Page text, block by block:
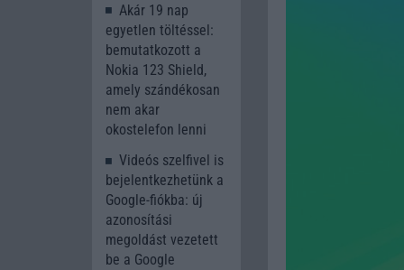
Akár 19 nap
egyetlen töltéssel:
bemutatkozott a
Nokia 123 Shield,
amely szándékosan
nem akar
okostelefon lenni
Videós szelfivel is
bejelentkezhetünk a
Google-fiókba: új
azonosítási
megoldást vezetett
be a Google